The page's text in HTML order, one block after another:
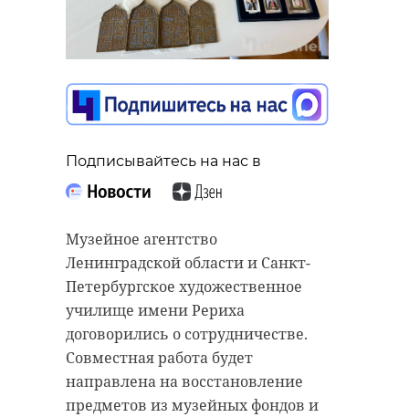
Подписывайтесь на нас в
Музейное агентство
Ленинградской области и Санкт-
Петербургское художественное
училище имени Рериха
договорились о сотрудничестве.
Совместная работа будет
направлена на восстановление
предметов из музейных фондов и